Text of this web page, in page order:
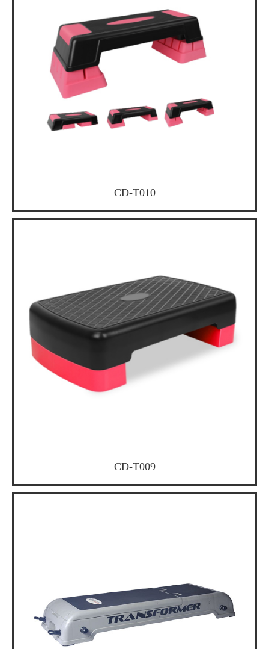
CD-T010
CD-T009